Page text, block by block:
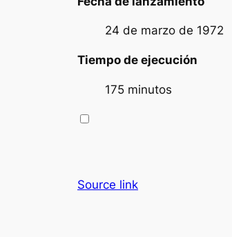
24 de marzo de 1972
Tiempo de ejecución
175 minutos
Source link